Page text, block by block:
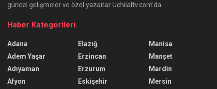
güncel gelişmeler ve özel yazarlar Uchilaltv.com'da
Haber Kategorileri
Adana
Adem Yaşar
Adıyaman
Afyon
Elazığ
Erzincan
Erzurum
Eskişehir
Manisa
Manşet
Mardin
Mersin